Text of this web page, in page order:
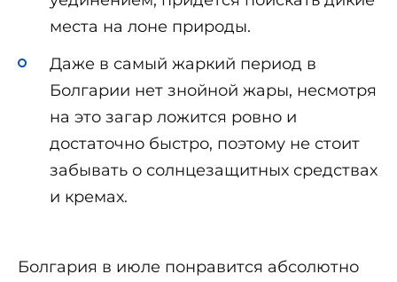
места на лоне природы.
Даже в самый жаркий период в
Болгарии нет знойной жары, несмотря
на это загар ложится ровно и
достаточно быстро, поэтому не стоит
забывать о солнцезащитных средствах
и кремах.
Болгария в июле понравится абсолютно